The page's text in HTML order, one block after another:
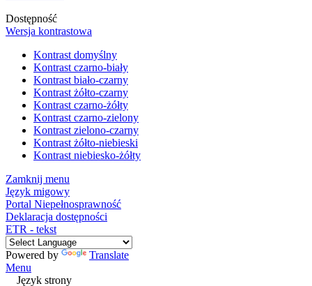
Dostępność
Wersja kontrastowa
Kontrast domyślny
Kontrast czarno-biały
Kontrast biało-czarny
Kontrast żółto-czarny
Kontrast czarno-żółty
Kontrast czarno-zielony
Kontrast zielono-czarny
Kontrast żółto-niebieski
Kontrast niebiesko-żółty
Zamknij menu
Język migowy
Portal Niepełnosprawność
Deklaracja dostępności
ETR - tekst
Powered by
Translate
Menu
Język strony